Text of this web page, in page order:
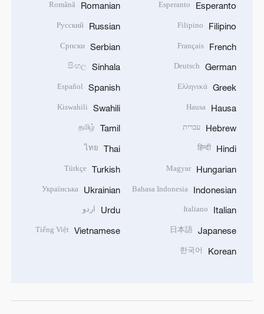
Esperanto
Esperanto
Filipino
Filipino
French
Français
German
Deutsch
Greek
Ελληνικά
Hausa
Hausa
Hebrew עברית
Hindi
हिन्दी
Hungarian
Magyar
Indonesian
Bahasa Indonesia
Italian
Italiano
Japanese
日本語
Korean
한국어
Romanian
Română
Russian
Русский
Serbian
Српски
Sinhala
සිංහල
Spanish
Español
Swahili
Kiswahili
Tamil
தமிழ்
Thai
ไทย
Turkish
Türkçe
Ukrainian
Українська
Urdu اردو
Vietnamese
Tiếng Việt